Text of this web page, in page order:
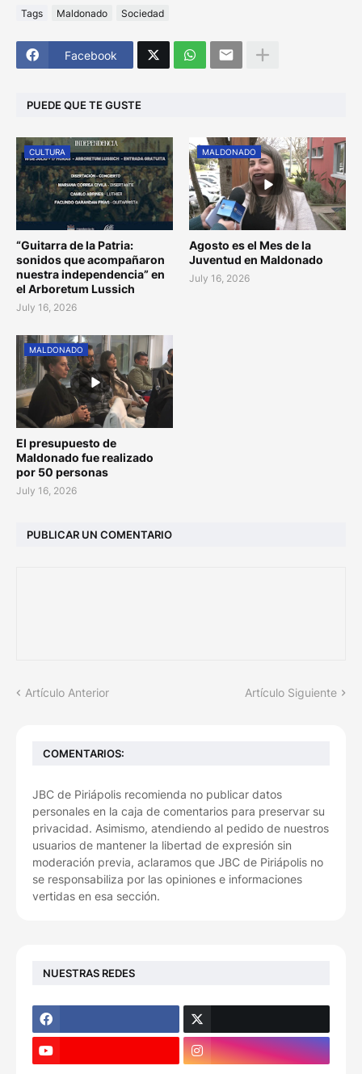
Tags Maldonado Sociedad
Facebook
PUEDE QUE TE GUSTE
CULTURA
“Guitarra de la Patria:
sonidos que acompañaron
nuestra independencia” en
el Arboretum Lussich
July 16, 2026
MALDONADO
Agosto es el Mes de la
Juventud en Maldonado
July 16, 2026
MALDONADO
El presupuesto de
Maldonado fue realizado
por 50 personas
July 16, 2026
PUBLICAR UN COMENTARIO
Artículo Anterior Artículo Siguiente
COMENTARIOS:
JBC de Piriápolis recomienda no publicar datos
personales en la caja de comentarios para preservar su
privacidad. Asimismo, atendiendo al pedido de nuestros
usuarios de mantener la libertad de expresión sin
moderación previa, aclaramos que JBC de Piriápolis no
se responsabiliza por las opiniones e informaciones
vertidas en esa sección.
NUESTRAS REDES